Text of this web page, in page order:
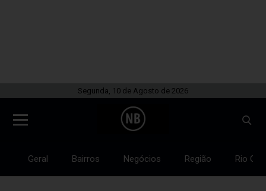
Segunda, 10 de Agosto de 2026
Geral Bairros Negócios Região Rio